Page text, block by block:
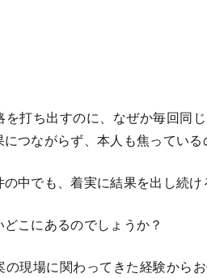
打ち出すのに、なぜか毎回同
つながらず、本人も焦っている
中でも、着実に結果を出し続け
こにあるのでしょうか？
現場に関わってきた経験から